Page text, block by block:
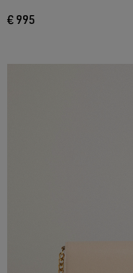
€ 995